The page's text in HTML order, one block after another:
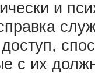
и
с их